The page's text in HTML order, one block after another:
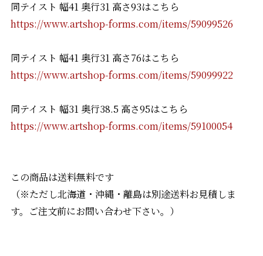
同テイスト 幅41 奥行31 高さ93はこちら
https://www.artshop-forms.com/items/59099526
同テイスト 幅41 奥行31 高さ76はこちら
https://www.artshop-forms.com/items/59099922
同テイスト 幅31 奥行38.5 高さ95はこちら
https://www.artshop-forms.com/items/59100054
この商品は送料無料です
（※ただし北海道・沖縄・離島は別途送料お見積しま
す。ご注文前にお問い合わせ下さい。）